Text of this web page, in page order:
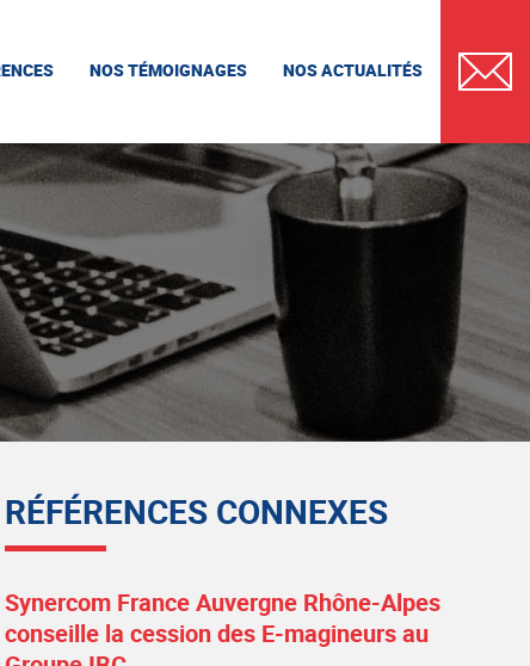
NOS TÉMOIGNAGES NOS ACTUALITÉS
RÉFÉRENCES CONNEXES
Synercom France Auvergne Rhône-Alpes
conseille la cession des E-magineurs au